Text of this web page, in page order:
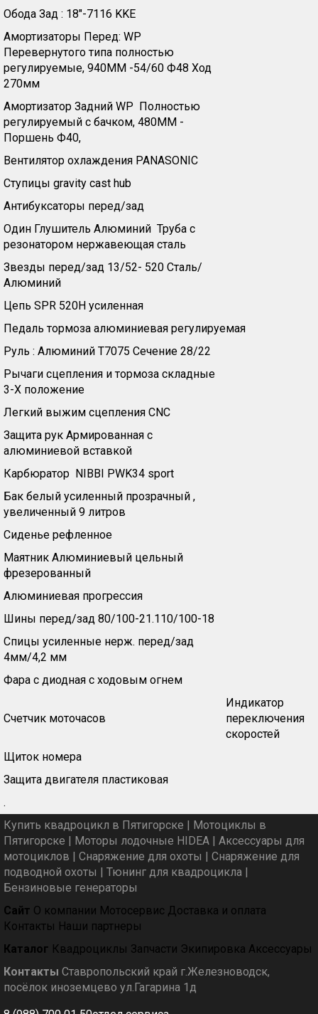
Обода Зад : 18"-7116 KKE
Амортизаторы Перед: WP
Перевернутого типа полностью
регулируемые, 940MM -54/60 Ф48 Ход
270мм
Амортизатор Задний WP Полностью
регулируемый с бачком, 480MM -
Поршень Ф40,
Вентилятор охлаждения PANASONIC
Ступицы gravity cast hub
Антибуксаторы перед/зад
Один Глушитель Алюминий Труба с
резонатором нержавеющая сталь
Звезды перед/зад 13/52- 520 Сталь/
Алюминий
Цепь SPR 520H усиленная
Педаль тормоза алюминиевая регулируемая
Руль : Алюминий Т7075 Сечение 28/22
Рычаги сцепления и тормоза складные
3-Х положениe
Легкий выжим сцепления CNC
Защита рук Армированная с
алюминиевой вставкой
Карбюратор NIBBI PWK34 sport
Бак белый усиленный прозрачный ,
увеличенный 9 литров
Сиденье рефленное
Маятник Алюминиевый цельный
фрезерованный
Алюминиевая прогрессия
Шины перед/зад 80/100-21.110/100-18
Спицы усиленные нерж. перед/зад
4мм/4,2 мм
Фара с диодная с ходовым огнем
Счетчик моточасов
Индикатор
переключения
скоростей
Щиток номера
Защита двигателя пластиковая
.
Купить квадроцикл в Пятигорске | Мотоциклы в
Пятигорске | Моторы лодочные HIDEA | Аксессуары для
мотоциклов | Снаряжение для охоты | Снаряжение для
подводной охоты | Тюнинг для квадроцикла |
Бензиновые генераторы
Сайт О компании Мотосервис Доставка и оплата
Контакты Наши партнеры
Каталог Квадроциклы Запчасти Экипировка Аксессуары
Контакты Ставропольский край г.Железноводск,
посёлок иноземцево ул.Гагарина 1д